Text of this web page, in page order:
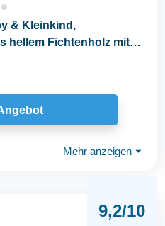
& Kleinkind,
hellem Fichtenholz mit
Mehr anzeigen ⏷
9,2/10